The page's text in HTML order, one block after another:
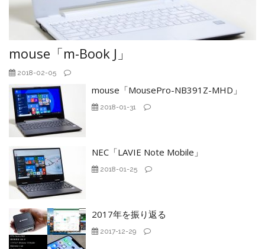
mouse「m-Book J」
2018-02-05
mouse「MousePro-NB391Z-MHD」
2018-01-31
NEC「LAVIE Note Mobile」
2018-01-25
2017年を振り返る
2017-12-29